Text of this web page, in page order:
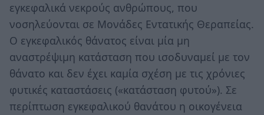
εγκεφαλικά νεκρούς ανθρώπους, που
νοσηλεύονται σε Μονάδες Εντατικής Θεραπείας.
Ο εγκεφαλικός θάνατος είναι μία μη
αναστρέψιμη κατάσταση που ισοδυναμεί με τον
θάνατο και δεν έχει καμία σχέση με τις χρόνιες
φυτικές καταστάσεις («κατάσταση φυτού»). Σε
περίπτωση εγκεφαλικού θανάτου η οικογένεια